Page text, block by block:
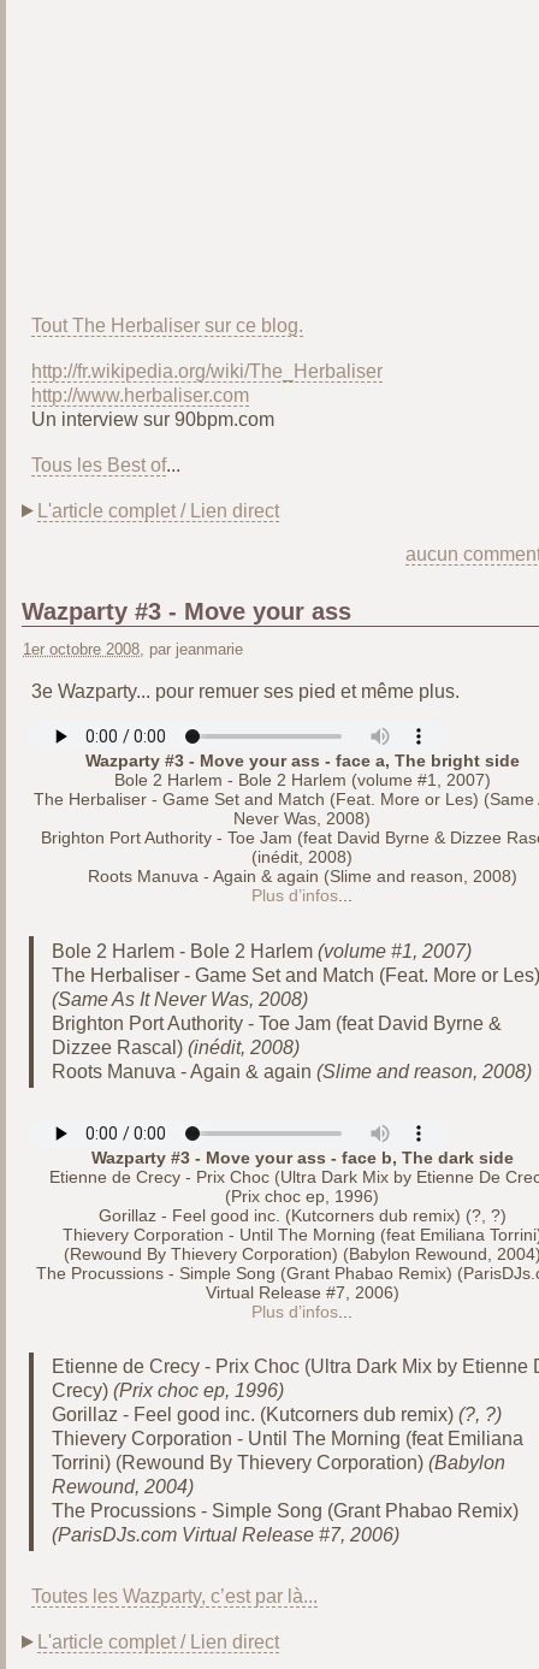
Tout The Herbaliser sur ce blog.
http://fr.wikipedia.org/wiki/The_Herbaliser
http://www.herbaliser.com
Un interview sur 90bpm.com
Tous les Best of...
L'article complet / Lien direct
aucun
Wazparty #3 - Move your ass
1er octobre 2008, par jeanmarie
3e Wazparty... pour remuer ses pied et même plus.
Wazparty #3 - Move your ass - face a, The bright side
Bole 2 Harlem - Bole 2 Harlem (volume #1, 2007)
The Herbaliser - Game Set and Match (Feat. More or Les) (Same
Never Was, 2008)
Brighton Port Authority - Toe Jam (feat David Byrne & Dizzee
(inédit, 2008)
Roots Manuva - Again & again (Slime and reason, 2008)
Plus d’infos...
Bole 2 Harlem - Bole 2 Harlem (volume #1, 2007)
The Herbaliser - Game Set and Match (Feat. More or Les)
(Same As It Never Was, 2008)
Brighton Port Authority - Toe Jam (feat David Byrne &
Dizzee Rascal) (inédit, 2008)
Roots Manuva - Again & again (Slime and reason, 2008)
Wazparty #3 - Move your ass - face b, The dark side
Etienne de Crecy - Prix Choc (Ultra Dark Mix by Etienne De
(Prix choc ep, 1996)
Gorillaz - Feel good inc. (Kutcorners dub remix) (?, ?)
Thievery Corporation - Until The Morning (feat Emiliana
(Rewound By Thievery Corporation) (Babylon Rewound,
The Procussions - Simple Song (Grant Phabao Remix)
Virtual Release #7, 2006)
Plus d’infos
Etienne de Crecy - Prix Choc (Ultra Dark Mix by Etienne
Crecy) (Prix choc ep, 1996)
Gorillaz - Feel good inc. (Kutcorners dub remix) (?, ?)
Thievery Corporation - Until The Morning (feat Emiliana
Torrini) (Rewound By Thievery Corporation) (Babylon
Rewound, 2004)
The Procussions - Simple Song (Grant Phabao Remix)
(ParisDJs.com Virtual Release #7, 2006)
Toutes les Wazparty, c’est par là...
L'article complet / Lien direct